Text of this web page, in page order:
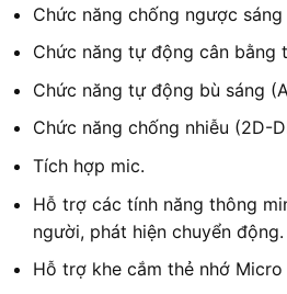
Chức năng chống ngược sáng
Chức năng tự động cân bằng
Chức năng tự động bù sáng
Chức năng chống nhiễu (2D-
Tích hợp mic.
Hỗ trợ các tính năng thông
người, phát hiện chuyển động.
Hỗ trợ khe cắm thẻ nhớ Micro